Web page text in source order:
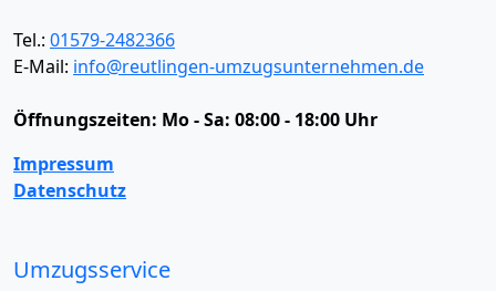
Tel.: 01579-2482366
E-Mail: info@reutlingen-umzugsunternehmen.de
Öffnungszeiten: Mo - Sa: 08:00 - 18:00 Uhr
Impressum
Datenschutz
Umzugsservice